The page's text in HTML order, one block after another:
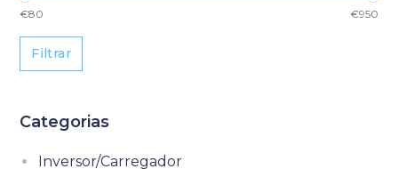
Preço mínimo
Preço máximo
Filtrar
€80 €950
Categorias
Inversor/Carregador